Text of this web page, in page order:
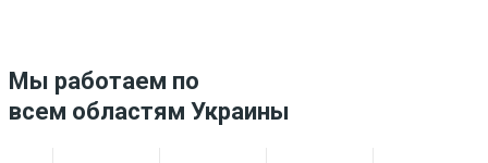
Мы работаем по
всем областям Украины